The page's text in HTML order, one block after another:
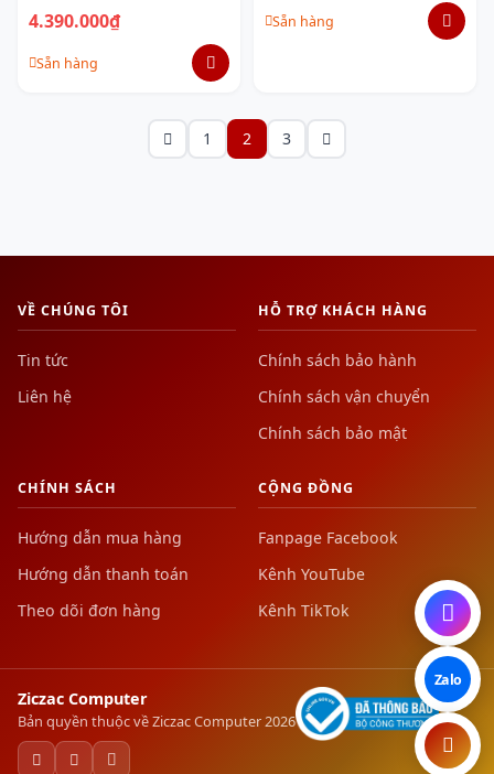
4.390.000₫
Sẵn hàng
Sẵn hàng
1 2 3
VỀ CHÚNG TÔI
Tin tức
Liên hệ
HỖ TRỢ KHÁCH HÀNG
Chính sách bảo hành
Chính sách vận chuyển
Chính sách bảo mật
CHÍNH SÁCH
Hướng dẫn mua hàng
Hướng dẫn thanh toán
Theo dõi đơn hàng
CỘNG ĐỒNG
Fanpage Facebook
Kênh YouTube
Kênh TikTok
Ziczac Computer
Bản quyền thuộc về Ziczac Computer 2026
Zalo